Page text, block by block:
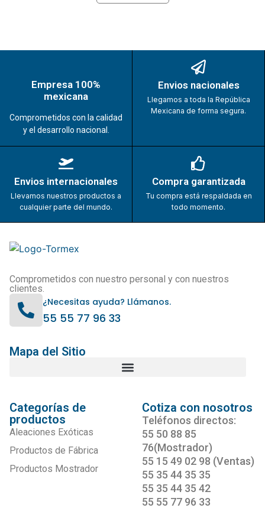
Empresa 100%
mexicana
Comprometidos con la calidad
y el desarrollo nacional.
Envios nacionales
Llegamos a toda la República
Mexicana de forma segura.
Envios internacionales
Llevamos nuestros productos a
cualquier parte del mundo.
Compra garantizada
Tu compra está respaldada en
todo momento.
Comprometidos con nuestro personal y con nuestros
clientes.
¿Necesitas ayuda? Llámanos.
55 55 77 96 33
Mapa del Sitio
Categorías de
productos
Aleaciones Exóticas
Productos de Fábrica
Productos Mostrador
Cotiza con nosotros
Teléfonos directos:
55 50 88 85
76(Mostrador)
55 15 49 02 98 (Ventas)
55 35 44 35 35
55 35 44 35 42
55 55 77 96 33